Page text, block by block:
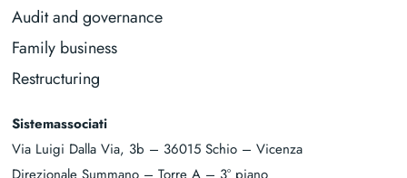
Audit and governance
Family business
Restructuring
Sistemassociati
Via Luigi Dalla Via, 3b – 36015 Schio – Vicenza